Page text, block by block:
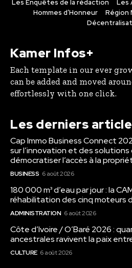
Les Enquêtes de la rédaction
Les
Hommes d’Honneur
Région
Kamer Infos+
Each template in our ever
can be added and moved
effortlessly with one click.
Les derniers
Cap Immo Business Connect
sur l’innovation et des
démocratiser l’accès à la
BUSINESS 6 août 2026
180 000 m³ d’eau par jour : la
réhabilitation des cinq moteurs
ADMINISTRATION 6 août 2026
Côte d’Ivoire / O’Baré 2026 :
ancestrales ravivent la paix
CULTURE 6 août 2026